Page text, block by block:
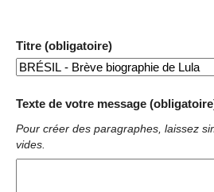
Titre (obligatoire)
Texte de votre message
Pour créer des paragraphes, laissez
vides.